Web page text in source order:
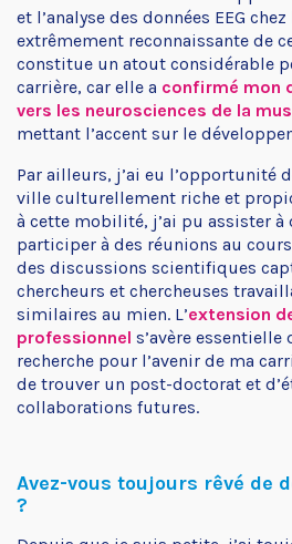
et l’analyse des données EEG
extrêmement reconnaissante de
constitue un atout considérable
carrière, car elle a confirmé mon
vers les neurosciences de la
mettant l’accent sur le
Par ailleurs, j’ai eu l’opportunité
ville culturellement riche et
à cette mobilité, j’ai pu assister à
participer à des réunions au
des discussions scientifiques
chercheurs et chercheuses
similaires au mien. L’extension
professionnel s’avère
recherche pour l’avenir de ma
de trouver un post-doctorat et
collaborations futures.
Avez-vous toujours rêvé de
?